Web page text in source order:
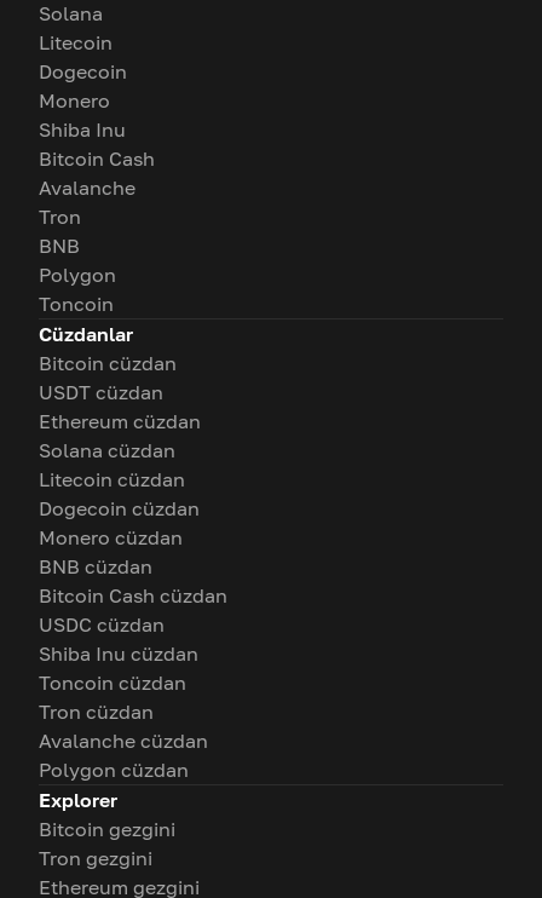
Solana
Litecoin
Dogecoin
Monero
Shiba Inu
Bitcoin Cash
Avalanche
Tron
BNB
Polygon
Toncoin
Cüzdanlar
Bitcoin cüzdan
USDT cüzdan
Ethereum cüzdan
Solana cüzdan
Litecoin cüzdan
Dogecoin cüzdan
Monero cüzdan
BNB cüzdan
Bitcoin Cash cüzdan
USDC cüzdan
Shiba Inu cüzdan
Toncoin cüzdan
Tron cüzdan
Avalanche cüzdan
Polygon cüzdan
Explorer
Bitcoin gezgini
Tron gezgini
Ethereum gezgini